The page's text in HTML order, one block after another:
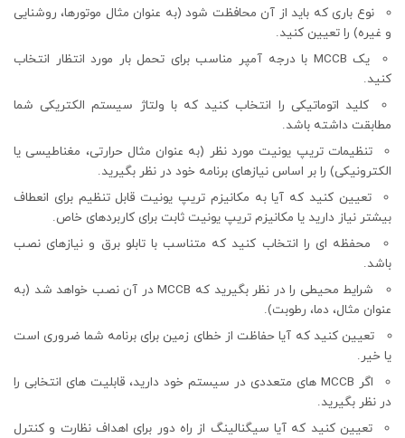
نوع باری که باید از آن محافظت شود (به عنوان مثال موتورها، روشنایی
و غیره) را تعیین کنید.
یک MCCB با درجه آمپر مناسب برای تحمل بار مورد انتظار انتخاب
کنید.
کلید اتوماتیکی را انتخاب کنید که با ولتاژ سیستم الکتریکی شما
مطابقت داشته باشد.
تنظیمات تریپ یونیت مورد نظر (به عنوان مثال حرارتی، مغناطیسی یا
الکترونیکی) را بر اساس نیازهای برنامه خود در نظر بگیرید.
تعیین کنید که آیا به مکانیزم تریپ یونیت قابل تنظیم برای انعطاف
بیشتر نیاز دارید یا مکانیزم تریپ یونیت ثابت برای کاربردهای خاص.
محفظه ای را انتخاب کنید که متناسب با تابلو برق و نیازهای نصب
باشد.
شرایط محیطی را در نظر بگیرید که MCCB در آن نصب خواهد شد (به
عنوان مثال، دما، رطوبت).
تعیین کنید که آیا حفاظت از خطای زمین برای برنامه شما ضروری است
یا خیر.
اگر MCCB های متعددی در سیستم خود دارید، قابلیت های انتخابی را
در نظر بگیرید.
تعیین کنید که آیا سیگنالینگ از راه دور برای اهداف نظارت و کنترل